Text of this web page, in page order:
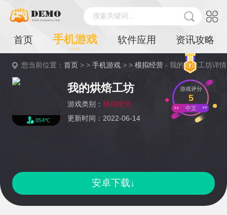
搜索关键词...
首页 手机游戏 软件应用 资讯攻略
您当前位置：首页 > >手机游戏 > >模拟经营 - 我的烘焙工坊详情
854℃
我的烘焙工坊
游戏类别： 模拟经营
更新时间：2022-06-14
游戏评分
5
中文
安卓下载↓